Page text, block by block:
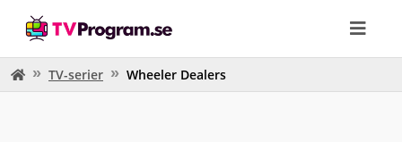
TV-serier Wheeler Dealers